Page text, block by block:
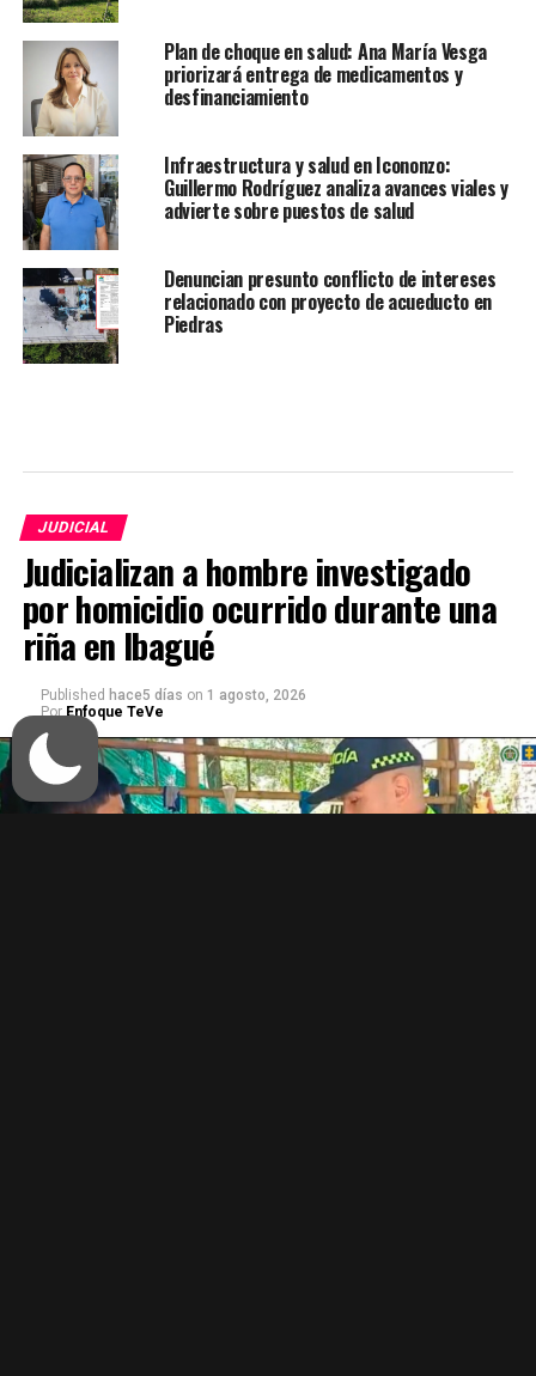
Plan de choque en salud: Ana María Vesga
priorizará entrega de medicamentos y
desfinanciamiento
Infraestructura y salud en Icononzo:
Guillermo Rodríguez analiza avances viales y
advierte sobre puestos de salud
Denuncian presunto conflicto de intereses
relacionado con proyecto de acueducto en
Piedras
JUDICIAL
Judicializan a hombre investigado
por homicidio ocurrido durante una
riña en Ibagué
Published hace5 días on 1 agosto, 2026
Por Enfoque TeVe